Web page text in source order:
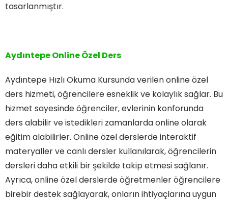
tasarlanmıştır.
Aydıntepe Online Özel Ders
Aydıntepe Hızlı Okuma Kursunda verilen online özel
ders hizmeti, öğrencilere esneklik ve kolaylık sağlar. Bu
hizmet sayesinde öğrenciler, evlerinin konforunda
ders alabilir ve istedikleri zamanlarda online olarak
eğitim alabilirler. Online özel derslerde interaktif
materyaller ve canlı dersler kullanılarak, öğrencilerin
dersleri daha etkili bir şekilde takip etmesi sağlanır.
Ayrıca, online özel derslerde öğretmenler öğrencilere
birebir destek sağlayarak, onların ihtiyaçlarına uygun